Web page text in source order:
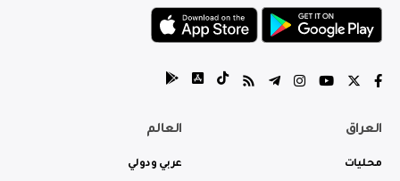
العراق
محليات
العالم
عربي ودولي